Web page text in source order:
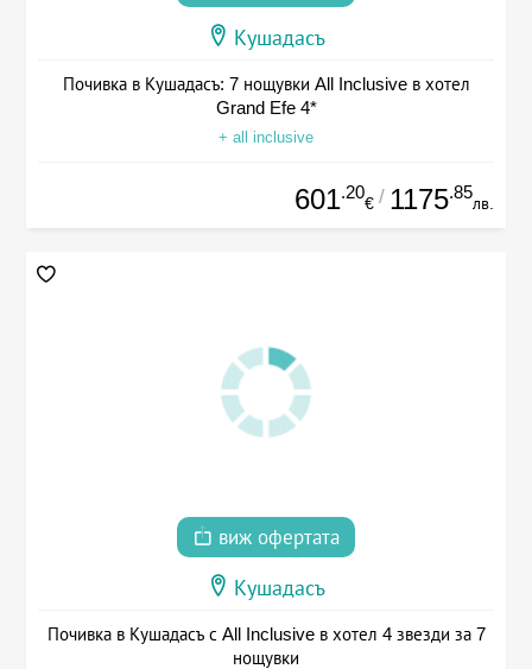
Кушадасъ
Почивка в Кушадасъ: 7 нощувки All Inclusive в хотел
Grand Efe 4*
+ all inclusive
601.20
€ / 1175.85
лв.
виж офертата
Кушадасъ
Почивка в Кушадасъ с All Inclusive в хотел 4 звезди за 7
нощувки